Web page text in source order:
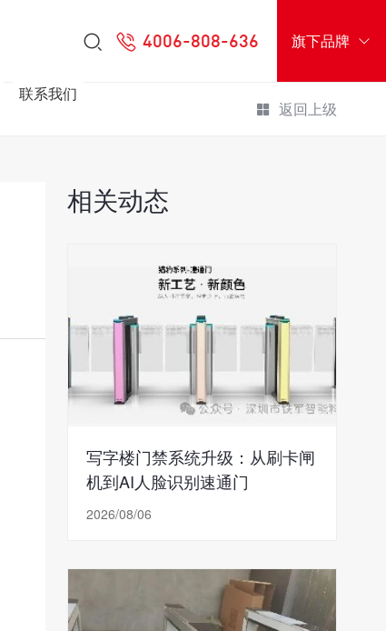
旗下品牌
4006-808-636
联系我们
返回上级
相关动态
写字楼门禁系统升级：从刷卡闸
机到AI人脸识别速通门
2026/08/06